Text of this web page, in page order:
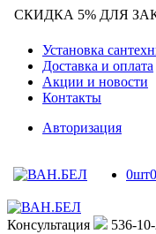
СКИДКА 5% ДЛЯ
Установка
Доставка и оплата
Акции и новости
Контакты
Авторизация
0шт0
Консультация
536-